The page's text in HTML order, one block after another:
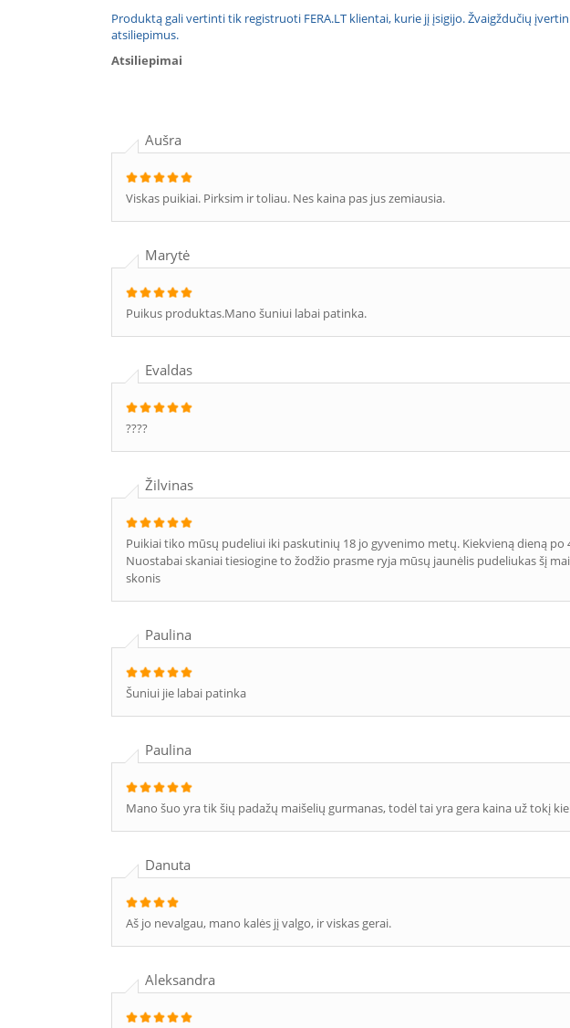
Produktą gali vertinti tik registruoti FERA.LT klientai, kurie jį įsigijo. Žvaigždučių
atsiliepimus.
Atsiliepimai
Aušra
Viskas puikiai. Pirksim ir toliau. Nes kaina pas jus zemiausia.
Marytė
Puikus produktas.Mano šuniui labai patinka.
Evaldas
????
Žilvinas
Puikiai tiko mūsų pudeliui iki paskutinių 18 jo gyvenimo metų. Kiekvieną dieną po
Nuostabai skaniai tiesiogine to žodžio prasme ryja mūsų jaunėlis pudeliukas šį
skonis
Paulina
Šuniui jie labai patinka
Paulina
Mano šuo yra tik šių padažų maišelių gurmanas, todėl tai yra gera kaina už tokį
Danuta
Aš jo nevalgau, mano kalės jį valgo, ir viskas gerai.
Aleksandra